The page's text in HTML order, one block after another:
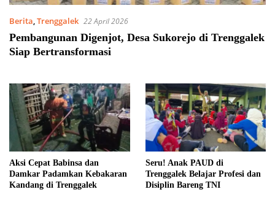
Berita,Trenggalek 22 April 2026
Pembangunan Digenjot, Desa Sukorejo di Trenggalek
Siap Bertransformasi
Aksi Cepat Babinsa dan
Damkar Padamkan Kebakaran
Kandang di Trenggalek
Seru! Anak PAUD di
Trenggalek Belajar Profesi dan
Disiplin Bareng TNI